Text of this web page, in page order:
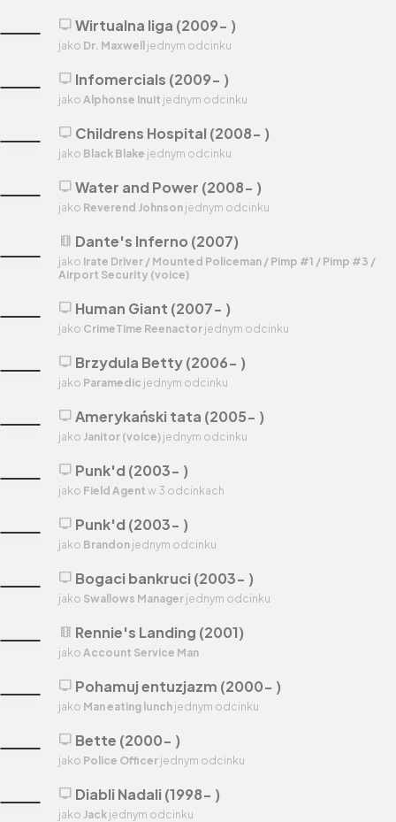
theaters Rennie's Landing (2001)
jako Account Service Man
theaters Dante's Inferno (2007)
jako Irate Driver / Mounted Policeman / Pimp #1 / Pimp #3 /
Airport Security (voice)
tv Pohamuj entuzjazm (2000- )
jako Man eating lunch jednym odcinku
tv Punk'd (2003- )
jako Field Agent w 3 odcinkach
tv Punk'd (2003- )
jako Brandon jednym odcinku
tv Childrens Hospital (2008- )
jako Black Blake jednym odcinku
tv Bogaci bankruci (2003- )
jako Swallows Manager jednym odcinku
tv Human Giant (2007- )
jako CrimeTime Reenactor jednym odcinku
tv Bette (2000- )
jako Police Officer jednym odcinku
tv Diabli Nadali (1998- )
jako Jack jednym odcinku
tv Wirtualna liga (2009- )
jako Dr. Maxwell jednym odcinku
tv Water and Power (2008- )
jako Reverend Johnson jednym odcinku
tv Amerykański tata (2005- )
jako Janitor (voice) jednym odcinku
tv Infomercials (2009- )
jako Alphonse Inuit jednym odcinku
tv Brzydula Betty (2006- )
jako Paramedic jednym odcinku